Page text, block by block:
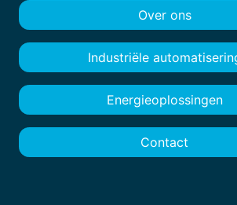
Over ons
Industriële
Energieoplossingen
Contact